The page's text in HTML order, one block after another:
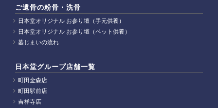
ご遺骨の粉骨・洗骨
日本堂オリジナル お参り壇（手元供養）
日本堂オリジナル お参り壇（ペット供養）
墓じまいの流れ
日本堂グループ店舗一覧
町田金森店
町田駅前店
吉祥寺店